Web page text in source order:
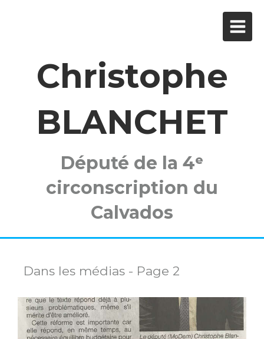
Christophe
BLANCHET
Député de la 4ᵉ
circonscription du
Calvados
Dans les médias - Page 2